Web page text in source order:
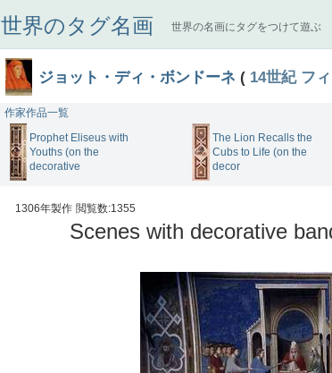
世界のタグ名画 世界の名画にタグをつけて遊ぶ
ジョット・ディ・ボンドーネ ( 14世紀 フ
作家作品一覧
Prophet Eliseus with
Youths (on the
decorative
The Lion Recalls the
Cubs to Life (on the
decor
1306年製作 閲覧数:1355
Scenes with decorative